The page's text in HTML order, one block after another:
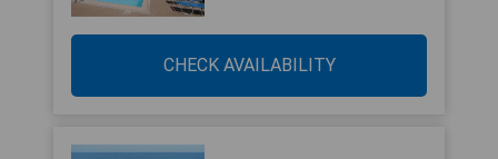
CHECK AVAILABILITY